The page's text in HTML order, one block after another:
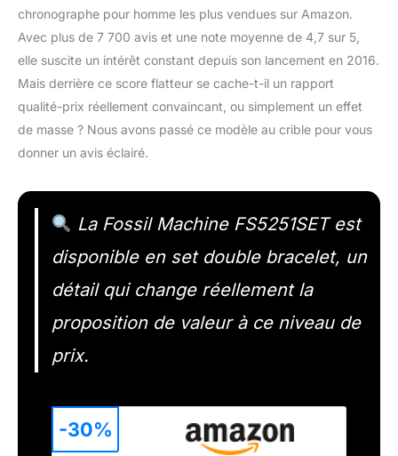
chronographe pour homme les plus vendues sur Amazon.
Avec plus de 7 700 avis et une note moyenne de 4,7 sur 5,
elle suscite un intérêt constant depuis son lancement en 2016.
Mais derrière ce score flatteur se cache-t-il un rapport
qualité-prix réellement convaincant, ou simplement un effet
de masse ? Nous avons passé ce modèle au crible pour vous
donner un avis éclairé.
La Fossil Machine FS5251SET est
disponible en set double bracelet, un
détail qui change réellement la
proposition de valeur à ce niveau de
prix.
-30%